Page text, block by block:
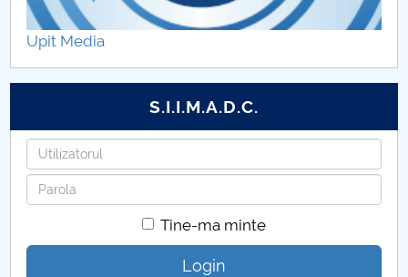
Upit Media
S.I.I.M.A.D.C.
Utilizatorul
Parola
Tine-ma minte
Login